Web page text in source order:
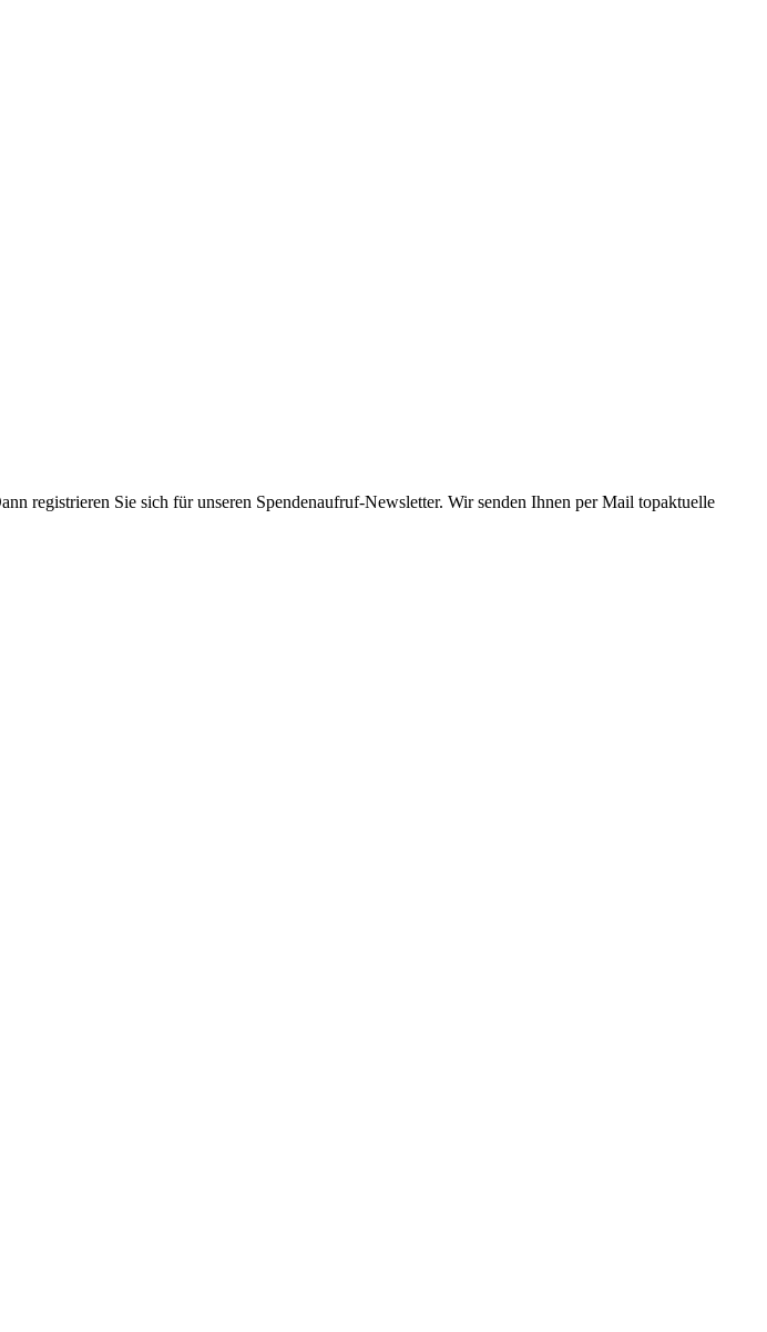
registrieren Sie sich für unseren Spendenaufruf-Newsletter. Wir senden Ihnen per Mail topaktuelle